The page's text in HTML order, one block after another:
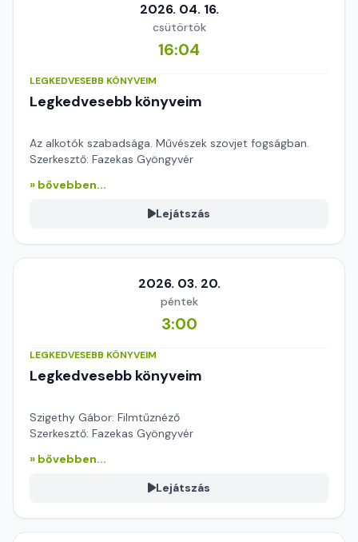
2026. 04. 16.
csütörtök
16:04
LEGKEDVESEBB KÖNYVEIM
Legkedvesebb könyveim
Az alkotók szabadsága. Művészek szovjet fogságban.
Szerkesztő: Fazekas Gyöngyvér
» bővebben...
Lejátszás
2026. 03. 20.
péntek
3:00
LEGKEDVESEBB KÖNYVEIM
Legkedvesebb könyveim
Szigethy Gábor: Filmtűznéző
Szerkesztő: Fazekas Gyöngyvér
» bővebben...
Lejátszás